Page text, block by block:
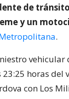
de
y un
.
horas del
con Los